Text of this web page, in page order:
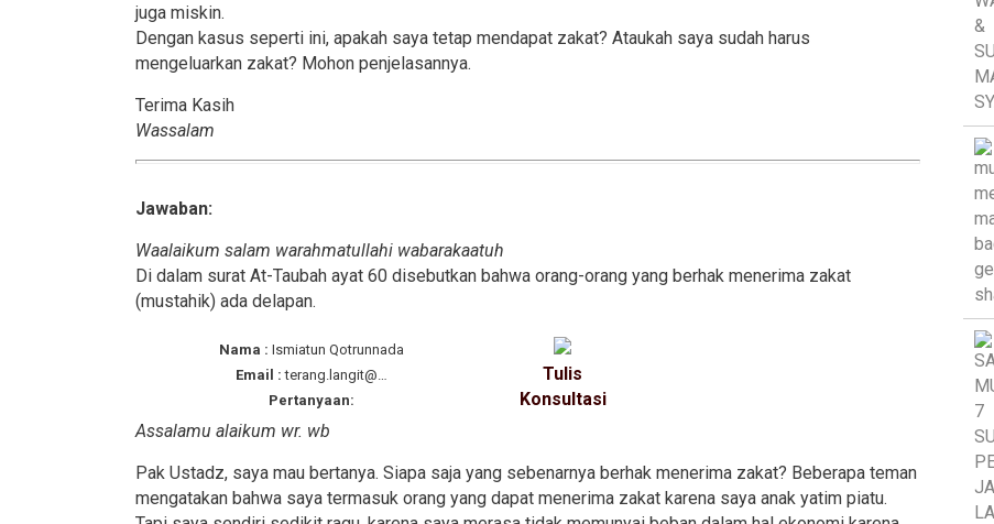
juga miskin.
Dengan kasus seperti ini, apakah saya tetap mendapat zakat? Ataukah saya sudah harus
mengeluarkan zakat? Mohon penjelasannya.
Terima Kasih
Wassalam
Jawaban:
Waalaikum salam warahmatullahi wabarakaatuh
Di dalam surat At-Taubah ayat 60 disebutkan bahwa orang-orang yang berhak menerima zakat
(mustahik) ada delapan.
Nama : Ismiatun Qotrunnada
Email : terang.langit@…
Pertanyaan:
Tulis
Konsultasi
Assalamu alaikum wr. wb
Pak Ustadz, saya mau bertanya. Siapa saja yang sebenarnya berhak menerima zakat? Beberapa teman
mengatakan bahwa saya termasuk orang yang dapat menerima zakat karena saya anak yatim piatu.